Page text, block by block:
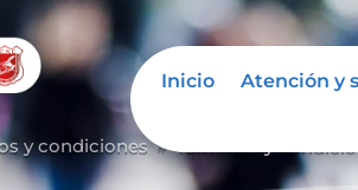
Inicio Atención y
y condiciones 9